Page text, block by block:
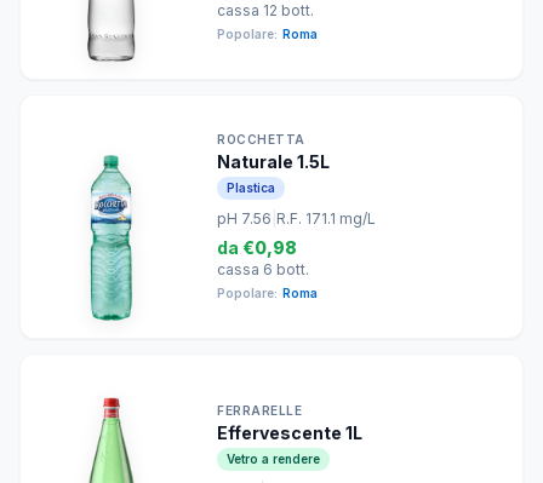
cassa 12 bott.
Popolare: Roma
ROCCHETTA
Naturale 1.5L
Plastica
pH 7.56 R.F. 171.1 mg/L
da €0,98
cassa 6 bott.
Popolare: Roma
FERRARELLE
Effervescente 1L
Vetro a rendere